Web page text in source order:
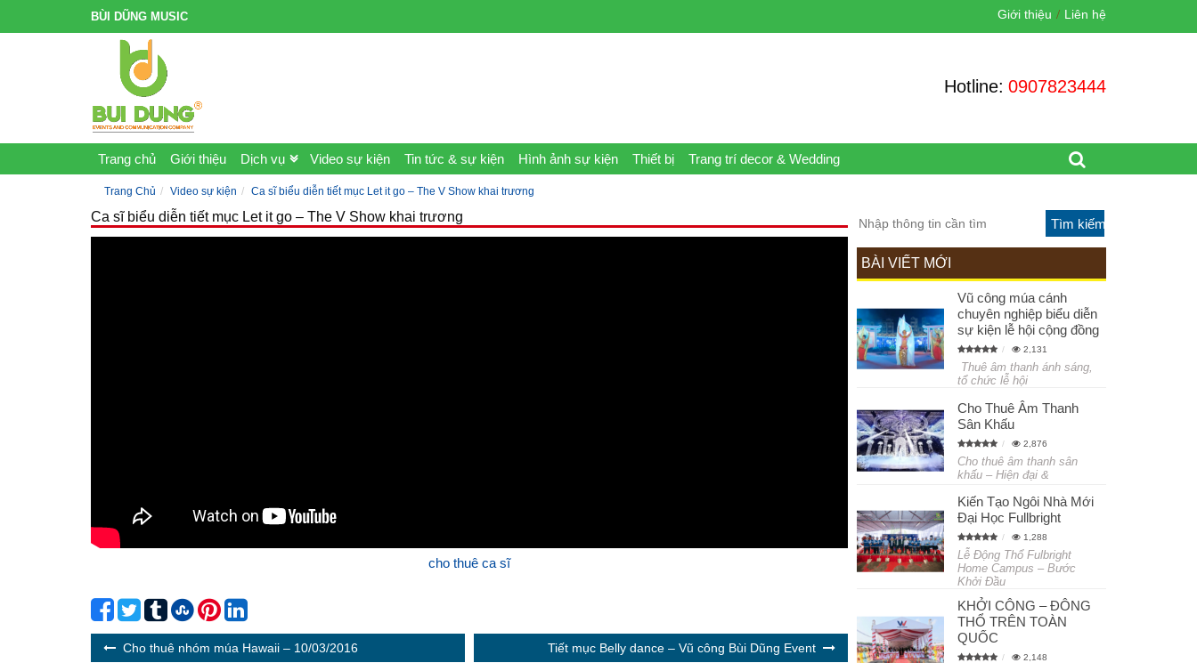
BÙI DŨNG MUSIC Giới thiệu Liên hệ
Hotline: 0907823444
Trang chủ Giới thiệu Dịch vụ Video sự kiện Tin tức & sự kiện Hình ảnh sự kiện Thiết bị Trang trí decor & Wedding
Trang Chủ Video sự kiện Ca sĩ biểu diễn tiết mục Let it go – The V Show khai trương
Ca sĩ biểu diễn tiết mục Let it go – The V Show khai trương
cho thuê ca sĩ
Cho thuê nhóm múa Hawaii – 10/03/2016 Tiết mục Belly dance – Vũ công Bùi Dũng Event
BÀI VIẾT MỚI
Vũ công múa cánh
chuyên nghiệp biểu diễn
sự kiện lễ hội cộng đồng
2,131
Thuê âm thanh ánh sáng,
tổ chức lễ hội
Cho Thuê Âm Thanh
Sân Khấu
2,876
Cho thuê âm thanh sân
khấu – Hiện đại &
Kiến Tạo Ngôi Nhà Mới
Đại Học Fullbright
1,288
Lễ Động Thổ Fulbright
Home Campus – Bước
Khởi Đầu
KHỞI CÔNG – ĐÔNG
THỔ TRÊN TOÀN
QUỐC
2,148